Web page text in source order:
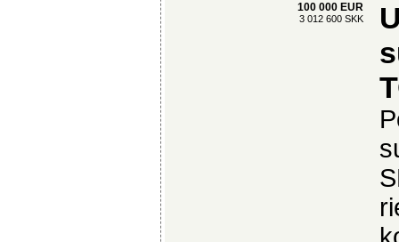
100 000 EUR
3 012 600 SKK